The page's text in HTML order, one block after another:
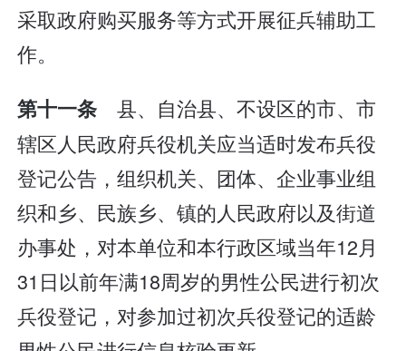
采取政府购买服务等方式开展征兵辅助工
作。
第十一条 县、自治县、不设区的市、市
辖区人民政府兵役机关应当适时发布兵役
登记公告，组织机关、团体、企业事业组
织和乡、民族乡、镇的人民政府以及街道
办事处，对本单位和本行政区域当年12月
31日以前年满18周岁的男性公民进行初次
兵役登记，对参加过初次兵役登记的适龄